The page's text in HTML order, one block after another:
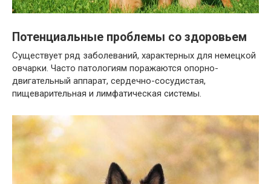
Потенциальные проблемы со здоровьем
Существует ряд заболеваний, характерных для немецкой
овчарки. Часто патологиям поражаются опорно-
двигательный аппарат, сердечно-сосудистая,
пищеварительная и лимфатическая системы.